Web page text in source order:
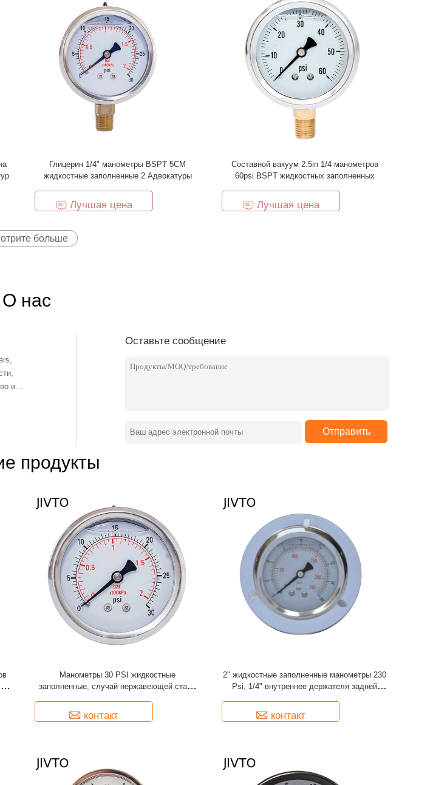
Глицерин 1/4" манометры BSPT 5CM
жидкостные заполненные 2 Адвокатуры
Лучшая цена
Составной вакуум 2.5in 1/4 манометров
60psi BSPT жидкостных заполненных
Лучшая цена
больше
О нас
Оставьте сообщение
Отправить
продукты
Манометры 30 PSI жидкостные
заполненные, случай нержавеющей стали
контакт
2" жидкостные заполненные манометры 230
Psi, 1/4" внутреннее держателя задней
контакт